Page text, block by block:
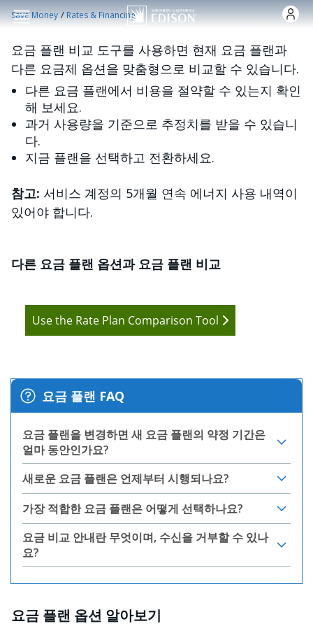
주요 콘텐츠로 건너뛰기
Save Money /Rates & Financing
요금 플랜 비교 도구를 사용하면 현재 요금 플랜과
다른 요금제 옵션을 맞춤형으로 비교할 수 있습니다.
다른 요금 플랜에서 비용을 절약할 수 있는지 확인
해 보세요.
과거 사용량을 기준으로 추정치를 받을 수 있습니
다.
지금 플랜을 선택하고 전환하세요.
참고: 서비스 계정의 5개월 연속 에너지 사용 내역이
있어야 합니다.
다른 요금 플랜 옵션과 요금 플랜 비교
Use the Rate Plan Comparison Tool
요금 플랜 FAQ
요금 플랜을 변경하면 새 요금 플랜의 약정 기간은
얼마 동안인가요?
새로운 요금 플랜은 언제부터 시행되나요?
가장 적합한 요금 플랜은 어떻게 선택하나요?
요금 비교 안내란 무엇이며, 수신을 거부할 수 있나
요?
요금 플랜 옵션 알아보기